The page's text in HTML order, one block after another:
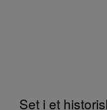
Set i et